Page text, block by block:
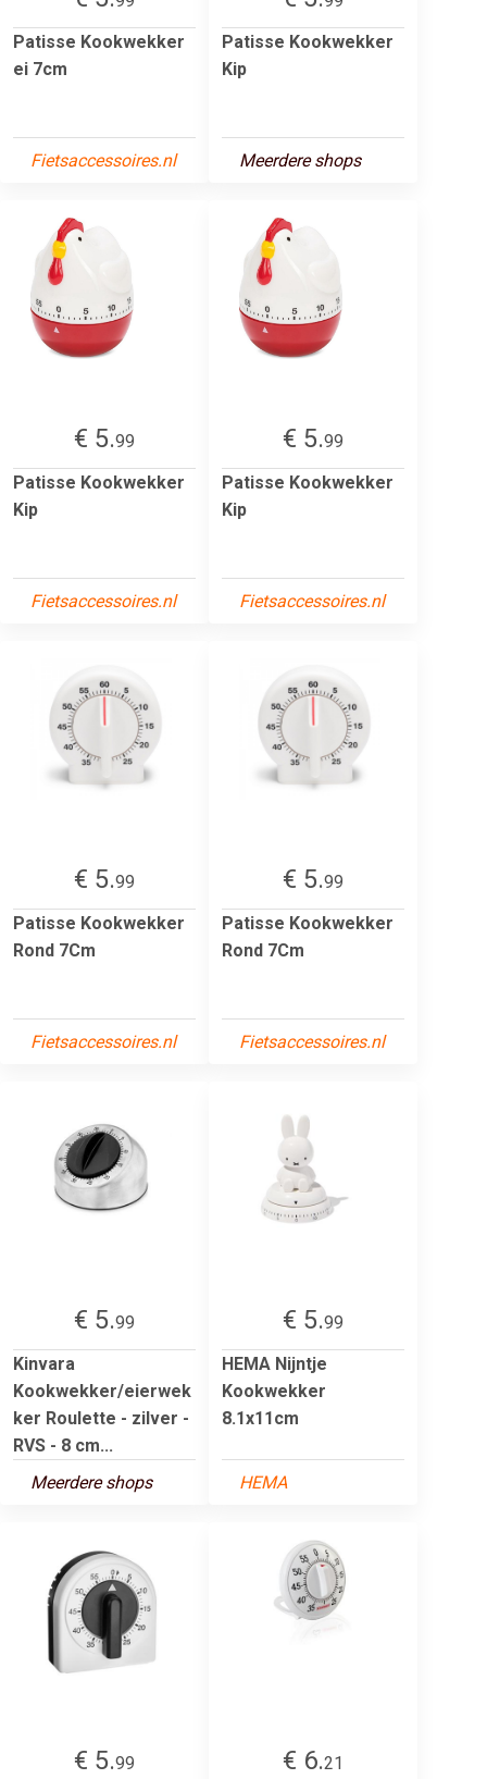
Patisse Kookwekker
ei 7cm
Fietsaccessoires.nl
Patisse Kookwekker
Kip
Meerdere shops
€ 5.99
Patisse Kookwekker
Kip
Fietsaccessoires.nl
€ 5.99
Patisse Kookwekker
Kip
Fietsaccessoires.nl
€ 5.99
Patisse Kookwekker
Rond 7Cm
Fietsaccessoires.nl
€ 5.99
Patisse Kookwekker
Rond 7Cm
Fietsaccessoires.nl
€ 5.99
Kinvara
Kookwekker/eierwek
ker Roulette - zilver -
RVS - 8 cm...
Meerdere shops
€ 5.99
HEMA Nijntje
Kookwekker
8.1x11cm
HEMA
€ 5.99
€ 6.21